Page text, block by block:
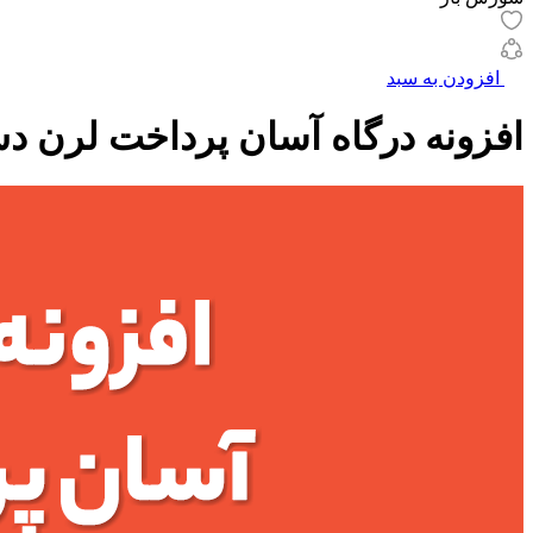
افزودن به سبد
افزونه درگاه آسان پرداخت لرن